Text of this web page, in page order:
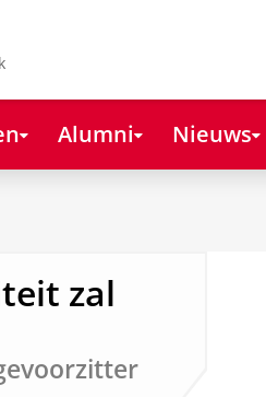
Alumni Nieuws
zal